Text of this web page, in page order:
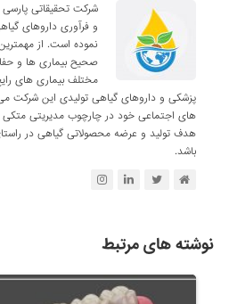
و فرآوری داروهای
نموده است. از
صحیح بیماری ها و
مختلف بیماری های
پزشکی و داروهای گیاهی تولیدی این
های اجتماعی خود در چارچوب مدیریتی متکی
هدف تولید و عرضه محصولاتی گیاهی در
باشد.
نوشته های مرتبط